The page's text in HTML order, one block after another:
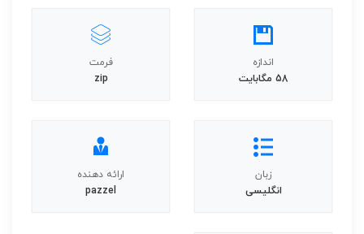
اندازه
58 مگابایت
فرمت
zip
زبان
انگلیسی
ارائه دهنده
pazzel